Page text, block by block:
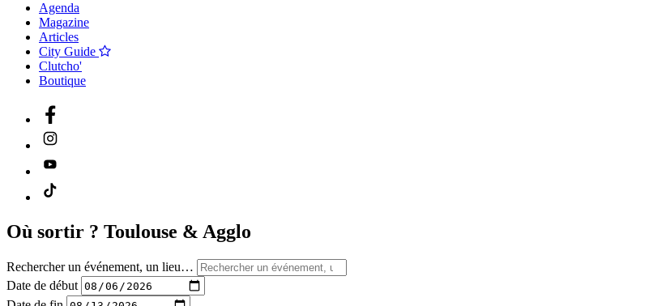
Agenda
Magazine
Articles
City Guide
Clutcho'
Boutique
Où sortir ? Toulouse & Agglo
Rechercher un événement, un lieu…
Date de début